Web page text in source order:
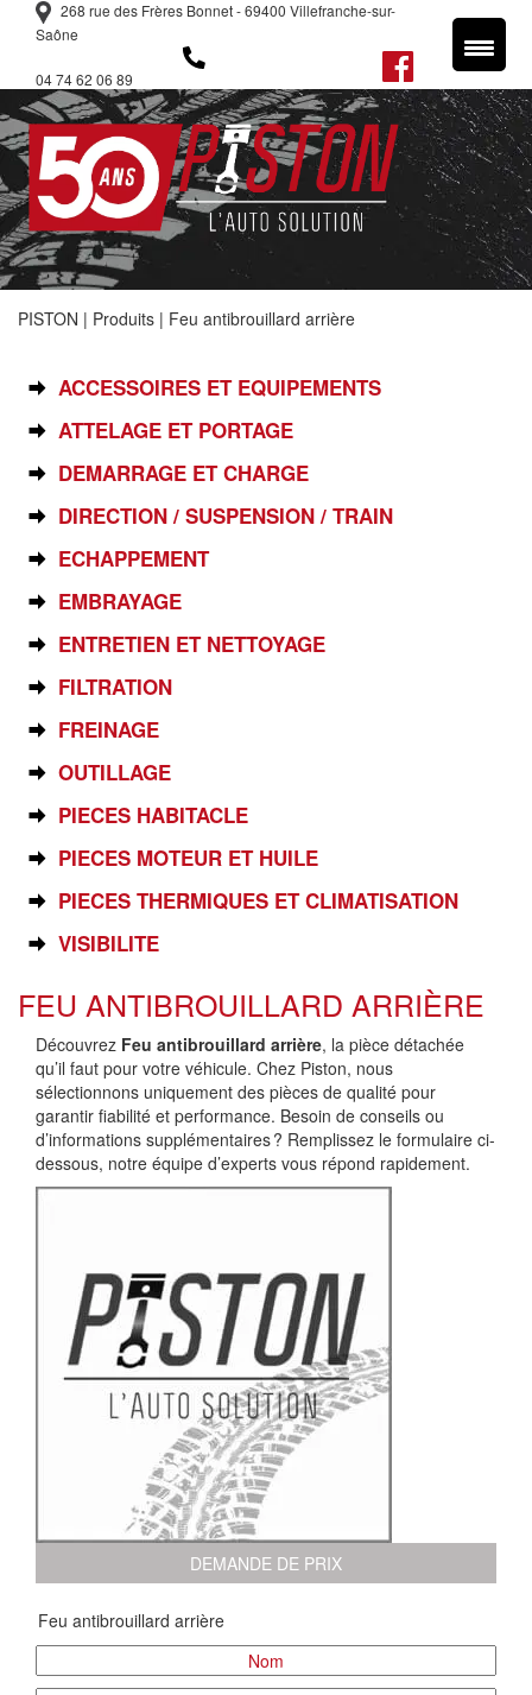
268 rue des Frères Bonnet - 69400 Villefranche-sur-
Saône
04 74 62 06 89
PISTON | Produits | Feu antibrouillard arrière
ACCESSOIRES ET EQUIPEMENTS
ATTELAGE ET PORTAGE
DEMARRAGE ET CHARGE
DIRECTION / SUSPENSION / TRAIN
ECHAPPEMENT
EMBRAYAGE
ENTRETIEN ET NETTOYAGE
FILTRATION
FREINAGE
OUTILLAGE
PIECES HABITACLE
PIECES MOTEUR ET HUILE
PIECES THERMIQUES ET CLIMATISATION
VISIBILITE
FEU ANTIBROUILLARD ARRIÈRE
Découvrez Feu antibrouillard arrière, la pièce détachée
qu’il faut pour votre véhicule. Chez Piston, nous
sélectionnons uniquement des pièces de qualité pour
garantir fiabilité et performance. Besoin de conseils ou
d’informations supplémentaires ? Remplissez le formulaire ci-
dessous, notre équipe d’experts vous répond rapidement.
DEMANDE DE PRIX